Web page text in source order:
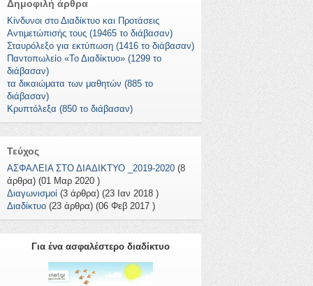
Δημοφιλή άρθρα
Κίνδυνοι στο Διαδίκτυο και Προτάσεις
Αντιμετώπισής τους (19465 το διάβασαν)
Σταυρόλεξο για εκτύπωση (1416 το διάβασαν)
Παντοπωλείο «Το Διαδίκτυο» (1299 το
διάβασαν)
τα δικαιώματα των μαθητών (885 το
διάβασαν)
Κρυπτόλεξα (850 το διάβασαν)
Τεύχος
ΑΣΦΑΛΕΙΑ ΣΤΟ ΔΙΑΔΙΚΤΥΟ _2019-2020 (8
άρθρα) (01 Μαρ 2020 )
Διαγωνισμοί (3 άρθρα) (23 Ιαν 2018 )
Διαδίκτυο (23 άρθρα) (06 Φεβ 2017 )
Για ένα ασφαλέστερο διαδίκτυο